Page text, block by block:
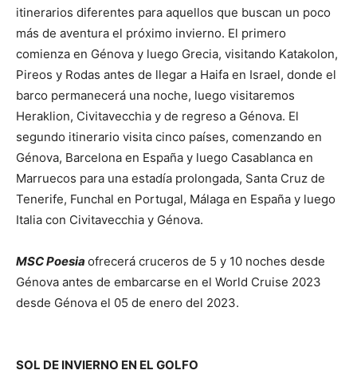
itinerarios diferentes para aquellos que buscan un poco
más de aventura el próximo invierno. El primero
comienza en Génova y luego Grecia, visitando Katakolon,
Pireos y Rodas antes de llegar a Haifa en Israel, donde el
barco permanecerá una noche, luego visitaremos
Heraklion, Civitavecchia y de regreso a Génova. El
segundo itinerario visita cinco países, comenzando en
Génova, Barcelona en España y luego Casablanca en
Marruecos para una estadía prolongada, Santa Cruz de
Tenerife, Funchal en Portugal, Málaga en España y luego
Italia con Civitavecchia y Génova.
MSC Poesia ofrecerá cruceros de 5 y 10 noches desde
Génova antes de embarcarse en el World Cruise 2023
desde Génova el 05 de enero del 2023.
SOL DE INVIERNO EN EL GOLFO